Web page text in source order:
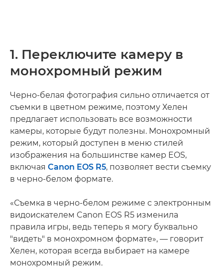
1. Переключите камеру в
монохромный режим
Черно-белая фотография сильно отличается от
съемки в цветном режиме, поэтому Хелен
предлагает использовать все возможности
камеры, которые будут полезны. Монохромный
режим, который доступен в меню стилей
изображения на большинстве камер EOS,
включая Canon EOS R5, позволяет вести съемку
в черно-белом формате.
«Съемка в черно-белом режиме с электронным
видоискателем Canon EOS R5 изменила
правила игры, ведь теперь я могу буквально
"видеть" в монохромном формате», — говорит
Хелен, которая всегда выбирает на камере
монохромный режим.